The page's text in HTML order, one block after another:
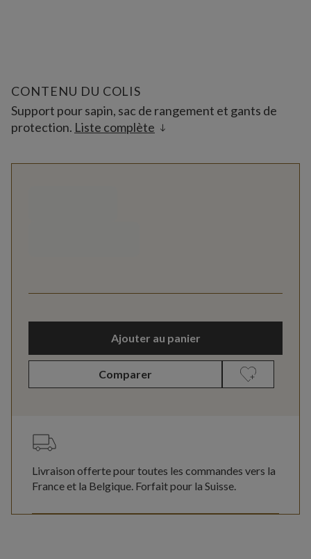
CONTENU DU COLIS
Support pour sapin, sac de rangement et gants de
protection. Liste complète
Ajouter au panier
Comparer
Livraison offerte pour toutes les commandes vers la
France et la Belgique. Forfait pour la Suisse.